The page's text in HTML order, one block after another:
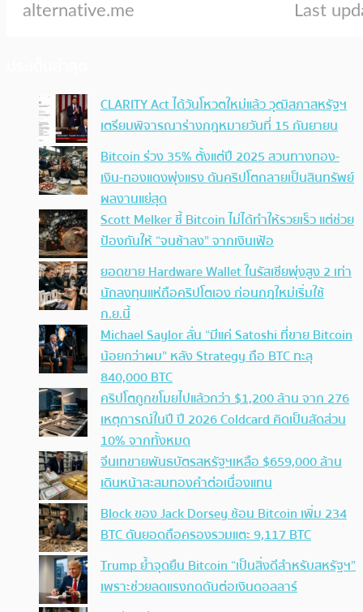
CLARITY Act ได้วันโหวตใหม่แล้ว วุฒิสภาสหรัฐฯ
เตรียมพิจารณาร่างกฎหมายวันที่ 15 กันยายน
Bitcoin ร่วง 35% ตั้งแต่ปี 2025 สวนทางทอง-
เงิน-ทองแดงพุ่งแรง ดันคริปโตกลายเป็นสินทรัพย์
ผลงานแย่สุด
Scott Melker ชี้ Bitcoin ไม่ได้ทำให้รวยเร็ว แต่ช่วย
ป้องกันให้ “จนช้าลง” จากเงินเฟ้อ
ยอดขาย Hardware Wallet ในรัสเซียพุ่งสูง 2 เท่า
นักลงทุนแห่ถือคริปโตเอง ก่อนกฎใหม่เริ่มใช้
ก.ย.นี้
Michael Saylor ลั่น “มีแค่ Satoshi ที่ขาย Bitcoin
น้อยกว่าผม” หลัง Strategy ถือ BTC ทะลุ
840,000 BTC
คริปโตถูกขโมยไปแล้วกว่า $1,200 ล้าน จาก 276
เหตุการณ์ในปี ปี 2026 Coldcard คิดเป็นสัดส่วน
10% จากทั้งหมด
จีนเทขายพันธบัตรสหรัฐฯเหลือ $659,000 ล้าน
เดินหน้าสะสมทองคำต่อเนื่องแทน
Block ของ Jack Dorsey ช้อน Bitcoin เพิ่ม 234
BTC ดันยอดถือครองรวมแตะ 9,117 BTC
Trump ย้ำจุดยืน Bitcoin “เป็นสิ่งดีสำหรับสหรัฐฯ”
เพราะช่วยลดแรงกดดันต่อเงินดอลลาร์